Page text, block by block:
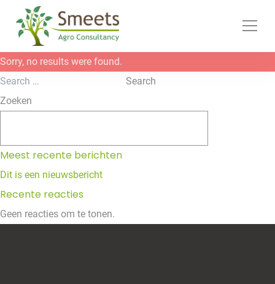
Ga naar de inhoud
Sorry, no results were found.
Search for:
Search
Zoeken
Meest recente berichten
Dit is een nieuwsbericht
Recente reacties
Geen reacties om te tonen.